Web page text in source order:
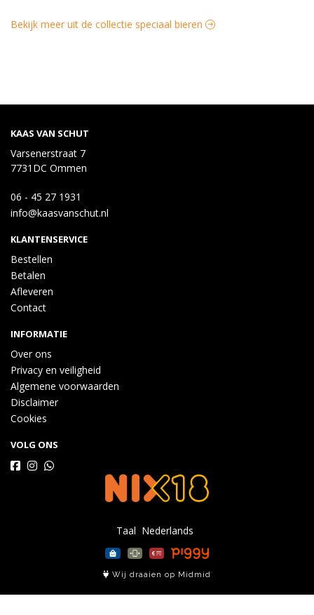
Bekijk meer uit de collectie speciaal bieren
KAAS VAN SCHUT
Varsenerstraat 7
7731DC Ommen
06 - 45 27 1931
info@kaasvanschut.nl
KLANTENSERVICE
Bestellen
Betalen
Afleveren
Contact
INFORMATIE
Over ons
Privacy en veiligheid
Algemene voorwaarden
Disclaimer
Cookies
VOLG ONS
Taal
Wij draaien op Midmid